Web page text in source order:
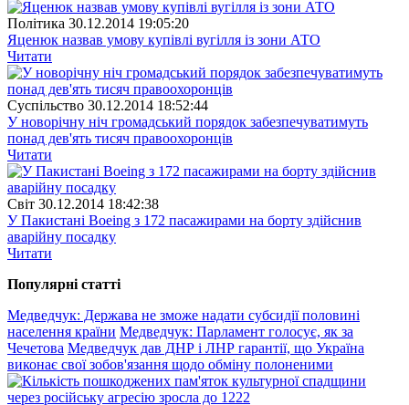
Полiтика 30.12.2014 19:05:20
Яценюк назвав умову купівлі вугілля із зони АТО
Читати
Суспiльство 30.12.2014 18:52:44
У новорічну ніч громадський порядок забезпечуватимуть
понад дев'ять тисяч правоохоронців
Читати
Свiт 30.12.2014 18:42:38
У Пакистані Boeing з 172 пасажирами на борту здійснив
аварійну посадку
Читати
Популярнi статтi
Медведчук: Держава не зможе надати субсидії половині
населення країни Медведчук: Парламент голосує, як за
Чечетова Медведчук дав ДНР і ЛНР гарантії, що Україна
виконає свої зобов'язання щодо обміну полоненими